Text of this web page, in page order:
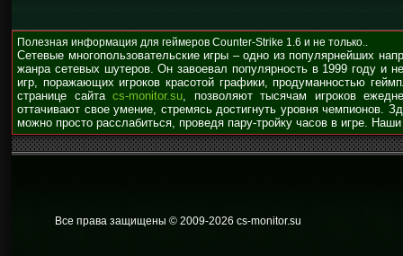
Полезная информация для геймеров Counter-Strike 1.6 и не только..
Сетевые многопользовательские игры – одно из популярнейших
жанра сетевых шутеров. Он завоевал популярность в 1999 году и
игр, поражающих игроков красотой графики, продуманностью
странице сайта cs-monitor.su, позволяют тысячам игроков
оттачивают свое умение, стремясь достигнуть уровня чемпионов.
можно просто расслабиться, проведя пару-тройку часов в игре.
Все права защищены © 2009-2026 cs-monitor.su